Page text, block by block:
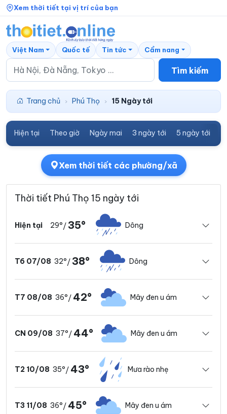
Xem thời tiết tại vị trí của bạn
Tìm kiếm
Việt Nam Quốc tế Tin tức Cẩm nang
Trang chủ › Phú Thọ › 15 Ngày tới
Hiện tại Theo giờ Ngày mai 3 ngày tới 5 ngày tới
Xem thời tiết các phường/xã
Thời tiết Phú Thọ 15 ngày tới
Hiện tại 29°/ 35° Dông
T6 07/08 32°/ 38° Dông
T7 08/08 36°/ 42° Mây đen u ám
CN 09/08 37°/ 44° Mây đen u ám
T2 10/08 35°/ 43° Mưa rào nhẹ
T3 11/08 36°/ 45° Mây đen u ám